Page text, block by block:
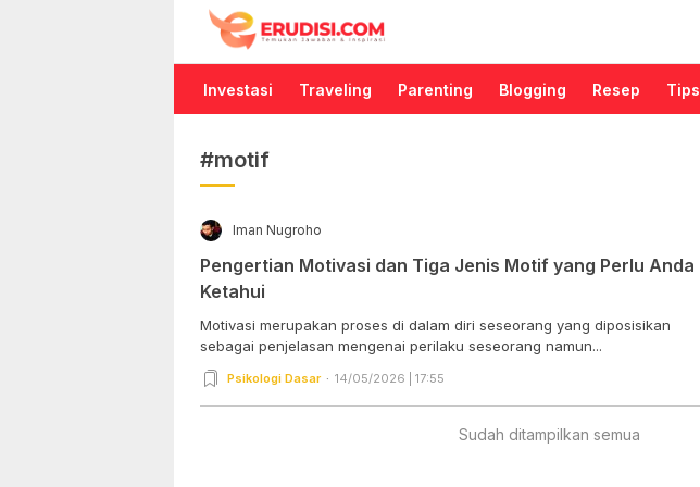
Erudisi
Temukan Jawaban dan Inspirasi
Investasi Traveling Parenting Blogging Resep Tips
#motif
Iman Nugroho
Pengertian Motivasi dan Tiga Jenis Motif yang Perlu Anda
Ketahui
Motivasi merupakan proses di dalam diri seseorang yang diposisikan
sebagai penjelasan mengenai perilaku seseorang namun...
Psikologi Dasar 14/05/2026 | 17:55
Sudah ditampilkan semua